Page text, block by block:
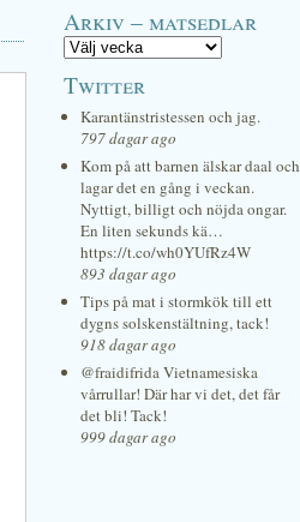
Arkiv – matsedlar
Twitter
Karantänstristessen och jag.
797 dagar ago
Kom på att barnen älskar daal och
lagar det en gång i veckan.
Nyttigt, billigt och nöjda ongar.
En liten sekunds kä…
https://t.co/wh0YUfRz4W
893 dagar ago
Tips på mat i stormkök till ett
dygns solskenstältning, tack!
918 dagar ago
@fraidifrida Vietnamesiska
vårrullar! Där har vi det, det får
det bli! Tack!
999 dagar ago